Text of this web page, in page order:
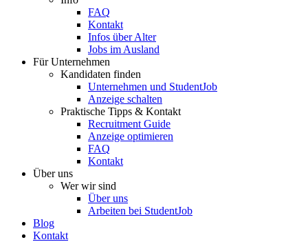
FAQ
Kontakt
Infos über Alter
Jobs im Ausland
Für Unternehmen
Kandidaten finden
Unternehmen und StudentJob
Anzeige schalten
Praktische Tipps & Kontakt
Recruitment Guide
Anzeige optimieren
FAQ
Kontakt
Über uns
Wer wir sind
Über uns
Arbeiten bei StudentJob
Blog
Kontakt